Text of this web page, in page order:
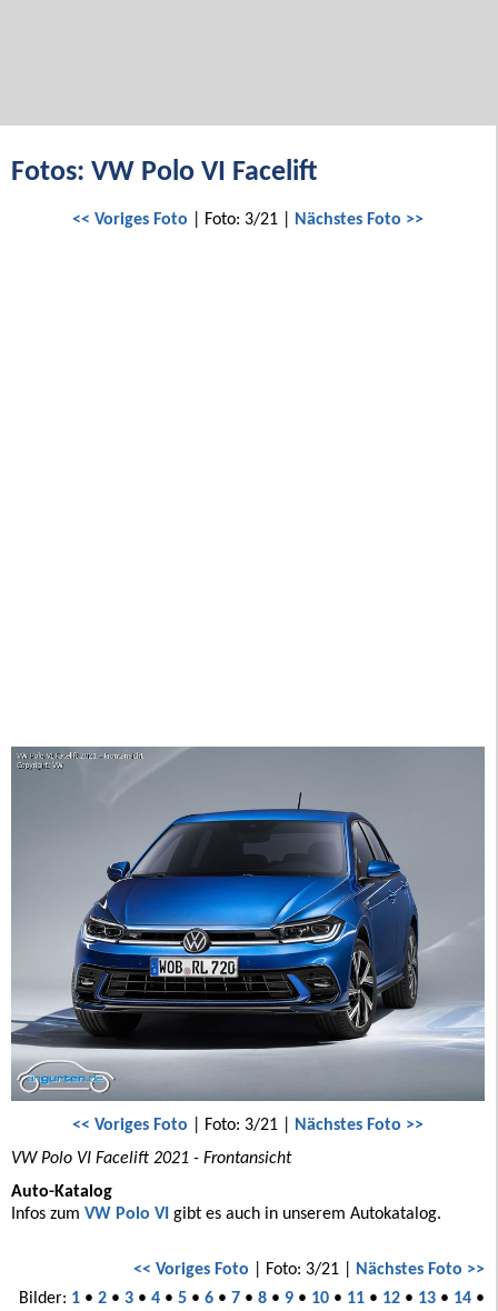
Fotos: VW Polo VI Facelift
<< Voriges Foto | Foto: 3/21 | Nächstes Foto >>
<< Voriges Foto | Foto: 3/21 | Nächstes Foto >>
VW Polo VI Facelift 2021 - Frontansicht
Auto-Katalog
Infos zum VW Polo VI gibt es auch in unserem Autokatalog.
<< Voriges Foto | Foto: 3/21 | Nächstes Foto >>
Bilder: 1• 2• 3• 4• 5• 6• 7• 8• 9• 10• 11• 12• 13• 14•